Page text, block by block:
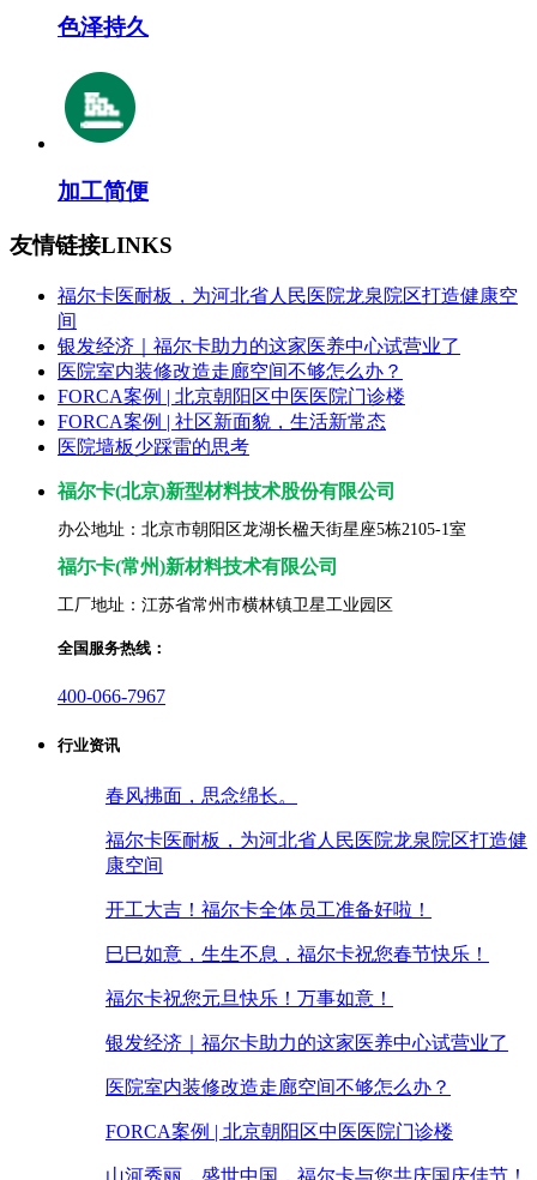
色泽持久
加工简便
友情链接LINKS
福尔卡医耐板，为河北省人民医院龙泉院区打造健康空
间
银发经济｜福尔卡助力的这家医养中心试营业了
医院室内装修改造走廊空间不够怎么办？
FORCA案例 | 北京朝阳区中医医院门诊楼
FORCA案例 | 社区新面貌，生活新常态
医院墙板少踩雷的思考
福尔卡(北京)新型材料技术股份有限公司
办公地址：北京市朝阳区龙湖长楹天街星座5栋2105-1室
福尓卡(常州)新材料技术有限公司
工厂地址：江苏省常州市横林镇卫星工业园区
全国服务热线：
400-066-7967
行业资讯
春风拂面，思念绵长。
福尔卡医耐板，为河北省人民医院龙泉院区打造健
康空间
开工大吉！福尔卡全体员工准备好啦！
巳巳如意，生生不息，福尔卡祝您春节快乐！
福尔卡祝您元旦快乐！万事如意！
银发经济｜福尔卡助力的这家医养中心试营业了
医院室内装修改造走廊空间不够怎么办？
FORCA案例 | 北京朝阳区中医医院门诊楼
山河秀丽，盛世中国，福尔卡与您共庆国庆佳节！